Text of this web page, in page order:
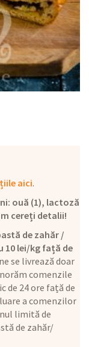
aici.
ouă (1), lactoză
cereți detalii!
de zahăr /
10 lei/kg față de
se livrează doar
comenzile
de 24 ore față de
a comenzilor
limită de
de zahăr/